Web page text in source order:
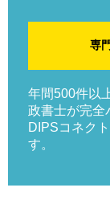
専
年間500件以
政書士が完全
DIPSコネク
す。